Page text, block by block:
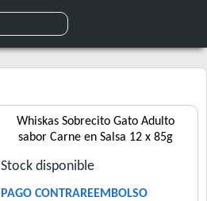
Whiskas Sobrecito Gato Adulto
sabor Carne en Salsa 12 x 85g
Stock disponible
PAGO CONTRAREEMBOLSO